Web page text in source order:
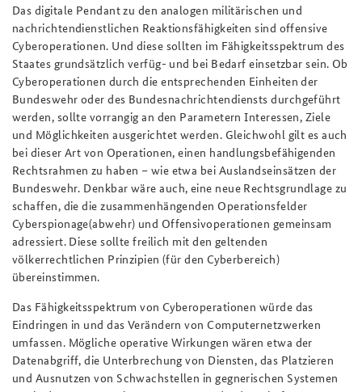
Das digitale Pendant zu den analogen militärischen und
nachrichtendienstlichen Reaktionsfähigkeiten sind offensive
Cyberoperationen. Und diese sollten im Fähigkeitsspektrum des
Staates grundsätzlich verfüg- und bei Bedarf einsetzbar sein. Ob
Cyberoperationen durch die entsprechenden Einheiten der
Bundeswehr oder des Bundesnachrichtendiensts durchgeführt
werden, sollte vorrangig an den Parametern Interessen, Ziele
und Möglichkeiten ausgerichtet werden. Gleichwohl gilt es auch
bei dieser Art von Operationen, einen handlungsbefähigenden
Rechtsrahmen zu haben – wie etwa bei Auslandseinsätzen der
Bundeswehr. Denkbar wäre auch, eine neue Rechtsgrundlage zu
schaffen, die die zusammenhängenden Operationsfelder
Cyberspionage(abwehr) und Offensivoperationen gemeinsam
adressiert. Diese sollte freilich mit den geltenden
völkerrechtlichen Prinzipien (für den Cyberbereich)
übereinstimmen.
Das Fähigkeitsspektrum von Cyberoperationen würde das
Eindringen in und das Verändern von Computernetzwerken
umfassen. Mögliche operative Wirkungen wären etwa der
Datenabgriff, die Unterbrechung von Diensten, das Platzieren
und Ausnutzen von Schwachstellen in gegnerischen Systemen